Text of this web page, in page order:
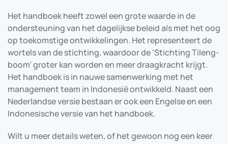
Het handboek heeft zowel een grote waarde in de
ondersteuning van het dagelijkse beleid als met het oog
op toekomstige ontwikkelingen. Het representeert de
wortels van de stichting, waardoor de ‘Stichting Tileng-
boom’ groter kan worden en meer draagkracht krijgt.
Het handboek is in nauwe samenwerking met het
management team in Indonesië ontwikkeld. Naast een
Nederlandse versie bestaan er ook een Engelse en een
Indonesische versie van het handboek.
Wilt u meer details weten, of het gewoon nog een keer